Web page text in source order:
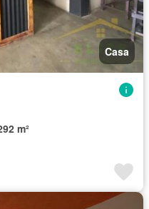
Casa
m²